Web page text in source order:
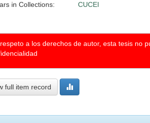
in Collections: CUCEI
a los derechos de autor, esta tesis no
full item record